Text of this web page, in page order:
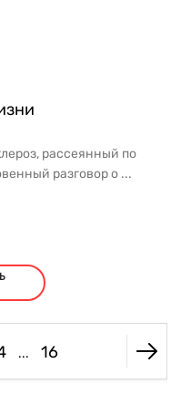
рассеянный по
разговор о ...
... 16